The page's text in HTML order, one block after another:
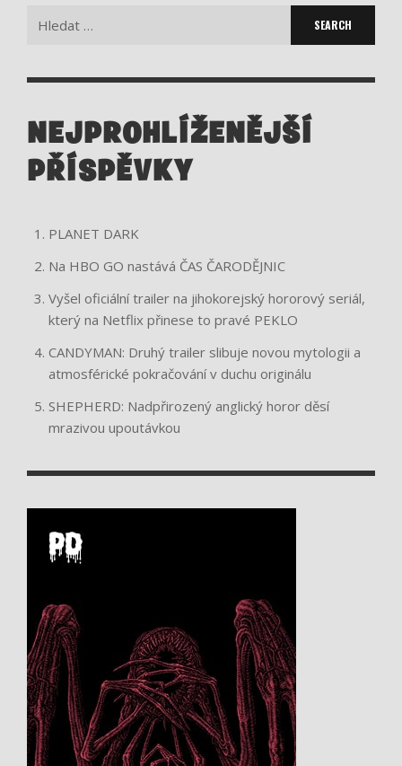
NEJPROHLÍŽENĚJŠÍ
PŘÍSPĚVKY
PLANET DARK
Na HBO GO nastává ČAS ČARODĚJNIC
Vyšel oficiální trailer na jihokorejský hororový seriál,
který na Netflix přinese to pravé PEKLO
CANDYMAN: Druhý trailer slibuje novou mytologii a
atmosférické pokračování v duchu originálu
SHEPHERD: Nadpřirozený anglický horor děsí
mrazivou upoutávkou